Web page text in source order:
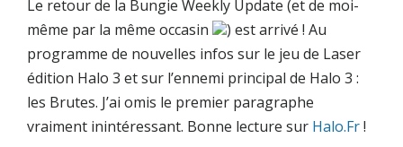
Le retour de la Bungie Weekly Update (et de moi-
même par la même occasin
) est arrivé ! Au
programme de nouvelles infos sur le jeu de Laser
édition Halo 3 et sur l’ennemi principal de Halo 3 :
les Brutes. J’ai omis le premier paragraphe
vraiment inintéressant. Bonne lecture sur Halo.Fr!